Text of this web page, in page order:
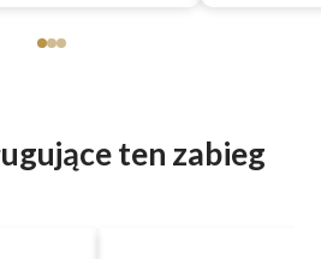
ten zabieg